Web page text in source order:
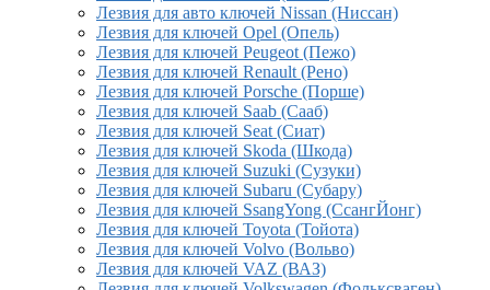
Лезвия для авто ключей Nissan (Ниссан)
Лезвия для ключей Opel (Опель)
Лезвия для ключей Peugeot (Пежо)
Лезвия для ключей Renault (Рено)
Лезвия для ключей Porsche (Порше)
Лезвия для ключей Saab (Сааб)
Лезвия для ключей Seat (Сиат)
Лезвия для ключей Skoda (Шкода)
Лезвия для ключей Suzuki (Сузуки)
Лезвия для ключей Subaru (Субару)
Лезвия для ключей SsangYong (СсангЙонг)
Лезвия для ключей Toyota (Тойота)
Лезвия для ключей Volvo (Вольво)
Лезвия для ключей VAZ (ВАЗ)